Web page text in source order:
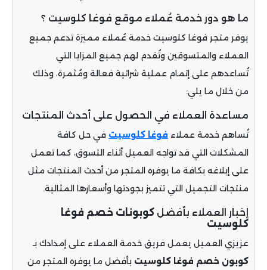
ما هو دور خدمة عُملاء موقع فوغا كلوسيت ؟
يوفر متجر فوغا كلوسيت خدمة عُملاء مميزة تدعم جميع
العملاء والمتسوقين وتُقدم لهم جميع المزايا التي
تُساعدهم على إتمام عملية شرائية فعالة ومُثمرة، وذلك
من خلال ما يلي:
مساعدة العملاء في الحصول على أحدث المنتجات
تُساهم خدمة عملاء فوغا كلوسيت في حل كافة
المشكلات التي قد تواجه العميل أثناء التسوق، كما تعمل
على إبلاغه بكافة ما يوفره المتجر من أحدث المنتجات مثل
منتجات التجميل التي تتميز بجودتها وأسعارها المثالية.
إخبار العملاء بأفضل كوبونات خصم فوغا
كلوسيت
عزيزي العميل يعمل فريق خدمة العملاء على إمدادك بـ
كوبون خصم فوغا كلوسيت بأفضل ما يوفره المتجر من